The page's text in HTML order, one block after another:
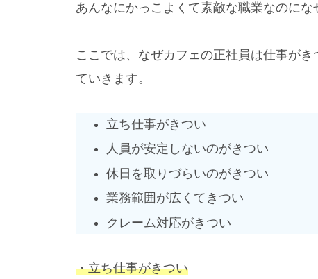
あんなにかっこよくて素敵な職業なのにな
ここでは、なぜカフェの正社員は仕事が
ていきます。
立ち仕事がきつい
人員が安定しないのがきつい
休日を取りづらいのがきつい
業務範囲が広くてきつい
クレーム対応がきつい
・立ち仕事がきつい